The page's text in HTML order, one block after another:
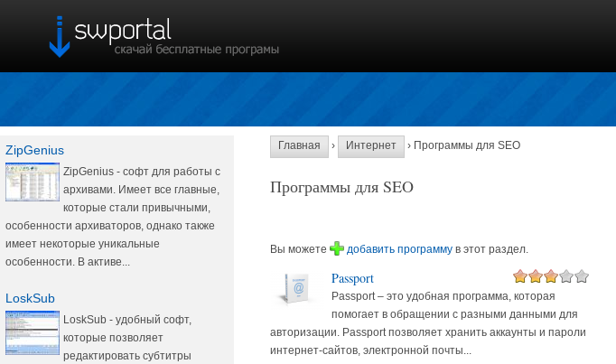
ZipGenius
ZipGenius - софт для работы с
архивами. Имеет все главные,
которые стали привычными,
особенности архиваторов, однако также
имеет некоторые уникальные
особенности. В активе...
LoskSub
LoskSub - удобный софт,
которые позволяет
редактировать субтитры
Главная › Интернет › Программы для SEO
Программы для SEO
Вы можете добавить программув этот раздел.
Passport
Passport – это удобная программа, которая
помогает в обращении с разными данными для
авторизации. Passport позволяет хранить аккаунты и пароли
интернет-сайтов, электронной почты...